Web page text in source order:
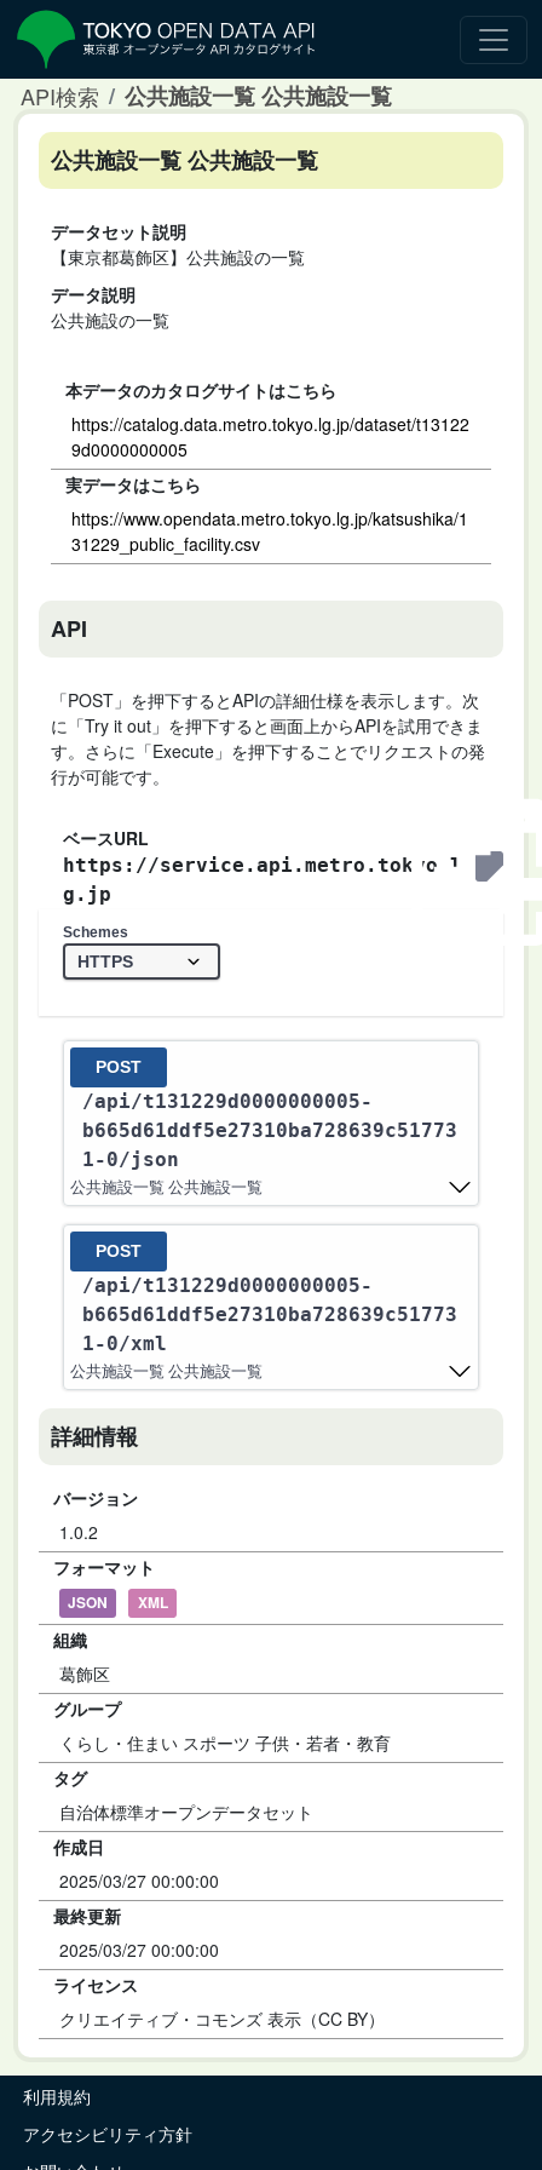
API検索 公共施設一覧 公共施設一覧
公共施設一覧 公共施設一覧
データセット説明
【東京都葛飾区】公共施設の一覧
データ説明
公共施設の一覧
本データのカタログサイトはこちら
https://catalog.data.metro.tokyo.lg.jp/dataset/t13122
9d0000000005
実データはこちら
https://www.opendata.metro.tokyo.lg.jp/katsushika/1
31229_public_facility.csv
API
「POST」を押下するとAPIの詳細仕様を表示します。次
に「Try it out」を押下すると画面上からAPIを試用できま
す。さらに「Execute」を押下することでリクエストの発
行が可能です。
ベースURL
https://service.api.metro.tokyo.l
g.jp
Schemes
POST
/api/t131229d0000000005-
b665d61ddf5e27310ba728639c51773
1-0/json
公共施設一覧 公共施設一覧
POST
/api/t131229d0000000005-
b665d61ddf5e27310ba728639c51773
1-0/xml
公共施設一覧 公共施設一覧
詳細情報
バージョン
1.0.2
フォーマット
JSON XML
組織
葛飾区
グループ
くらし・住まい スポーツ 子供・若者・教育
タグ
自治体標準オープンデータセット
作成日
2025/03/27 00:00:00
最終更新
2025/03/27 00:00:00
ライセンス
クリエイティブ・コモンズ 表示（CC BY）
利用規約
アクセシビリティ方針